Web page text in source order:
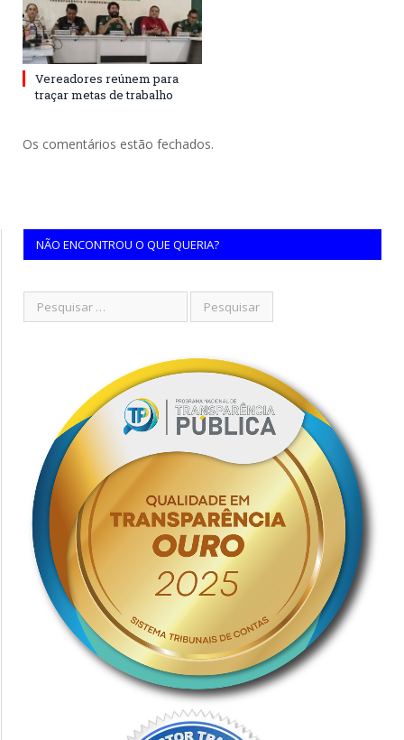
Vereadores reúnem para
traçar metas de trabalho
Os comentários estão fechados.
NÃO ENCONTROU O QUE QUERIA?